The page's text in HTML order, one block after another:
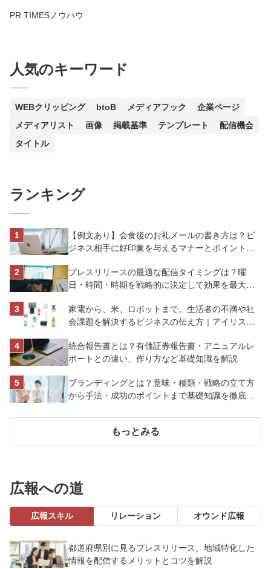
PR TIMESノウハウ
人気のキーワード
WEBクリッピング btoB メディアフック
企業ページ
メディアリスト
画像 掲載基準 テンプレート
配信機会
タイトル
ランキング
【例文あり】会食後のお礼メールの書き方は？ビ
ジネス相手に好印象を与えるマナーとポイントを
プレスリリースの最適な配信タイミングは？曜
日・時間・時期を戦略的に決定して効果を最大化
家電から、米、ロボットまで。生活者の不満や社
会課題を解決するビジネスの伝え方｜アイリスオ
統合報告書とは？有価証券報告書・アニュアルレ
ポートとの違い、作り方など基礎知識を解説
ブランディングとは？意味・種類・戦略の立て方
から手法・成功のポイントまで基礎知識を徹底解
もっとみる
広報への道
広報スキル リレーション オウンド広報
都道府県別に見るプレスリリース。地域特化した
情報を配信するメリットとコツを解説